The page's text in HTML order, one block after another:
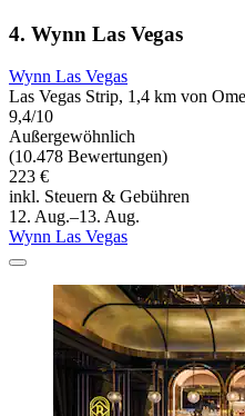
4. Wynn Las Vegas
Wynn Las Vegas
Las Vegas Strip, 1,4 km von
9,4/10
Außergewöhnlich
(10.478 Bewertungen)
223 €
inkl. Steuern & Gebühren
12. Aug.–13. Aug.
Wynn Las Vegas